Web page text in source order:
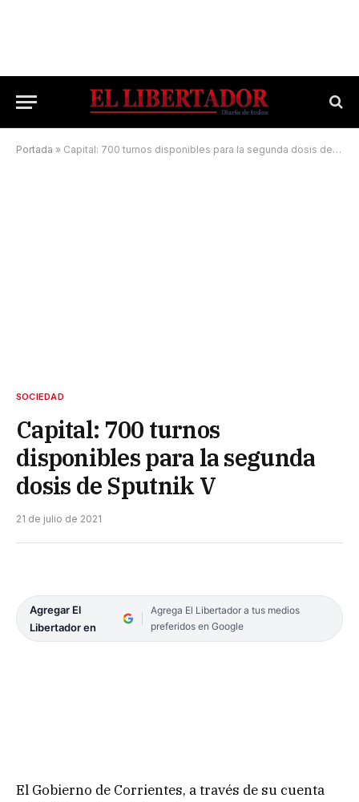
Portada » Capital: 700 turnos disponibles para la segunda dosis de Sputnik V
SOCIEDAD
Capital: 700 turnos
disponibles para la segunda
dosis de Sputnik V
21 de julio de 2021
Agregar El
Libertador en
Agrega El Libertador a tus medios
preferidos en Google
El Gobierno de Corrientes, a través de su cuenta